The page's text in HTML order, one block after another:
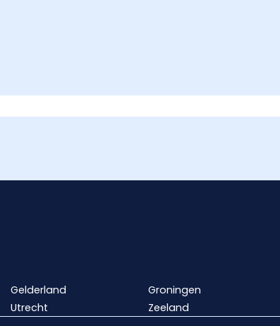
Gelderland Groningen
Utrecht Zeeland